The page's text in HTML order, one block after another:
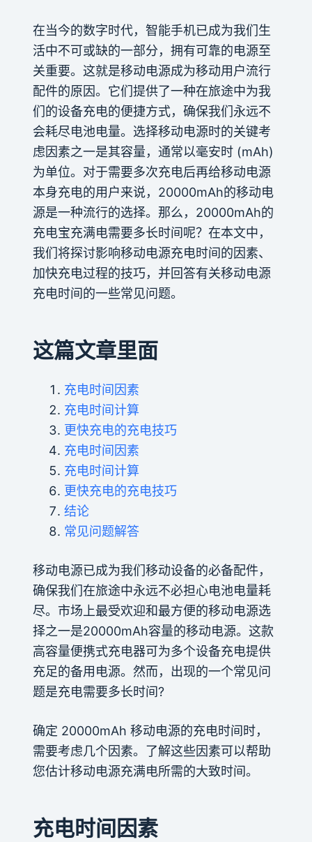
在当今的数字时代，智能手机已成为我们生
活中不可或缺的一部分，拥有可靠的电源至
关重要。这就是移动电源成为移动用户流行
配件的原因。它们提供了一种在旅途中为我
们的设备充电的便捷方式，确保我们永远不
会耗尽电池电量。选择移动电源时的关键考
虑因素之一是其容量，通常以毫安时 (mAh)
为单位。对于需要多次充电后再给移动电源
本身充电的用户来说，20000mAh的移动电
源是一种流行的选择。那么，20000mAh的
充电宝充满电需要多长时间呢？在本文中，
我们将探讨影响移动电源充电时间的因素、
加快充电过程的技巧，并回答有关移动电源
充电时间的一些常见问题。
这篇文章里面
充电时间因素
充电时间计算
更快充电的充电技巧
充电时间因素
充电时间计算
更快充电的充电技巧
结论
常见问题解答
移动电源已成为我们移动设备的必备配件，
确保我们在旅途中永远不必担心电池电量耗
尽。市场上最受欢迎和最方便的移动电源选
择之一是20000mAh容量的移动电源。这款
高容量便携式充电器可为多个设备充电提供
充足的备用电源。然而，出现的一个常见问
题是充电需要多长时间?
确定 20000mAh 移动电源的充电时间时，
需要考虑几个因素。了解这些因素可以帮助
您估计移动电源充满电所需的大致时间。
充电时间因素